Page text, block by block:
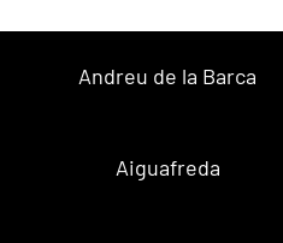
Andreu de la Barca
Aiguafreda